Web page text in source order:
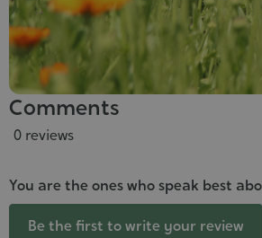
Comments
0 reviews
You are the ones who speak best
Be the first to write your review